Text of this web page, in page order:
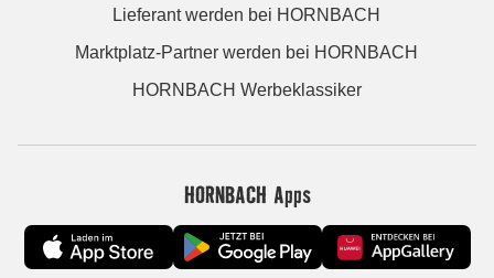
Lieferant werden bei HORNBACH
Marktplatz-Partner werden bei HORNBACH
HORNBACH Werbeklassiker
HORNBACH Apps